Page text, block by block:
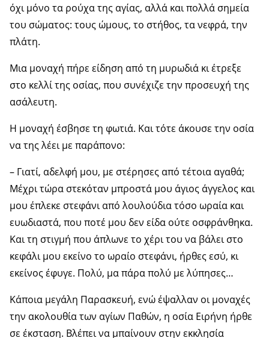
όχι μόνο τα ρούχα της αγίας, αλλά και πολλά σημεία
του σώματος: τους ώμους, το στήθος, τα νεφρά, την
πλάτη.
Μια μοναχή πήρε είδηση από τη μυρωδιά κι έτρεξε
στο κελλί της οσίας, που συνέχιζε την προσευχή της
ασάλευτη.
Η μοναχή έσβησε τη φωτιά. Και τότε άκουσε την οσία
να της λέει με παράπονο:
– Γιατί, αδελφή μου, με στέρησες από τέτοια αγαθά;
Μέχρι τώρα στεκόταν μπροστά μου άγιος άγγελος και
μου έπλεκε στεφάνι από λουλούδια τόσο ωραία και
ευωδιαστά, που ποτέ μου δεν είδα ούτε οσφράνθηκα.
Και τη στιγμή που άπλωνε το χέρι του να βάλει στο
κεφάλι μου εκείνο το ωραίο στεφάνι, ήρθες εσύ, κι
εκείνος έφυγε. Πολύ, μα πάρα πολύ με λύπησες…
Κάποια μεγάλη Παρασκευή, ενώ έψαλλαν οι μοναχές
την ακολουθία των αγίων Παθών, η οσία Ειρήνη ήρθε
σε έκσταση. Βλέπει να μπαίνουν στην εκκλησία